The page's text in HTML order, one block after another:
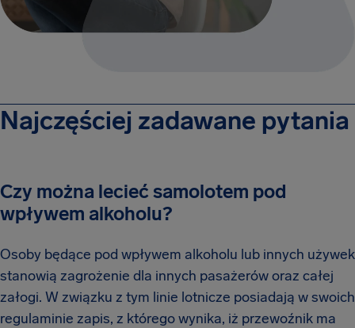
Najczęściej zadawane pytania
Czy można lecieć samolotem pod
wpływem alkoholu?
Osoby będące pod wpływem alkoholu lub innych używek
stanowią zagrożenie dla innych pasażerów oraz całej
załogi. W związku z tym linie lotnicze posiadają w swoich
regulaminie zapis, z którego wynika, iż przewoźnik ma